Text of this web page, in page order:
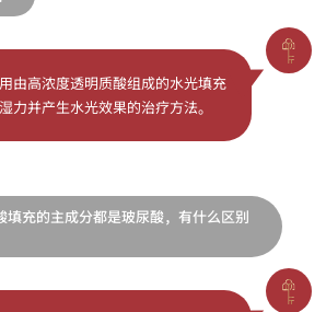
由高浓度透明质酸组成的水光填充
力并产生水光效果的治疗方法。
填充的主成分都是玻尿酸，有什么区别